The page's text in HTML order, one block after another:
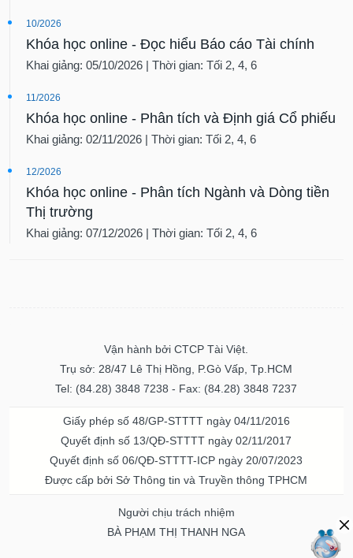
10/2026
Khóa học online - Đọc hiểu Báo cáo Tài chính
Khai giảng: 05/10/2026 | Thời gian: Tối 2, 4, 6
11/2026
Khóa học online - Phân tích và Định giá Cổ phiếu
Khai giảng: 02/11/2026 | Thời gian: Tối 2, 4, 6
12/2026
Khóa học online - Phân tích Ngành và Dòng tiền
Thị trường
Khai giảng: 07/12/2026 | Thời gian: Tối 2, 4, 6
Vận hành bởi CTCP Tài Việt.
Trụ sở: 28/47 Lê Thị Hồng, P.Gò Vấp, Tp.HCM
Tel: (84.28) 3848 7238 - Fax: (84.28) 3848 7237
Giấy phép số 48/GP-STTTT ngày 04/11/2016
Quyết định số 13/QĐ-STTTT ngày 02/11/2017
Quyết định số 06/QĐ-STTTT-ICP ngày 20/07/2023
Được cấp bởi Sở Thông tin và Truyền thông TPHCM
Người chịu trách nhiệm
BÀ PHẠM THỊ THANH NGA